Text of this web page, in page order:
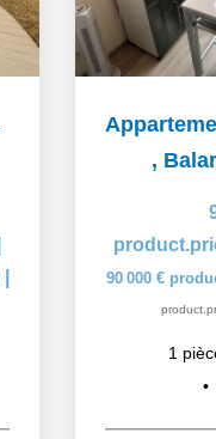
,
90 000 €
1